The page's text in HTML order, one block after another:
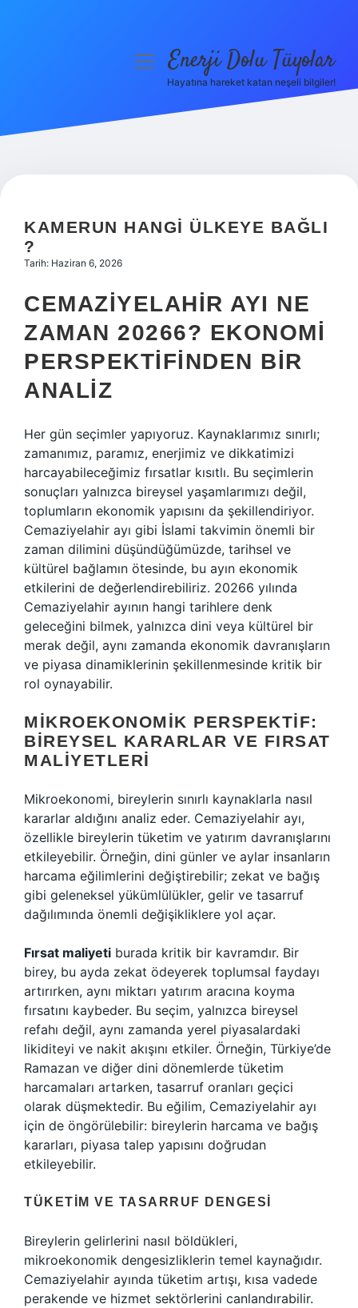
Hakkımızda
menüyüEnerji Dolu Tüyolar
Hayatına hareket katan neşeli bilgiler!
KAMERUN HANGI ÜLKEYE BAĞLI
?
Tarih: Haziran 6, 2026
CEMAZIYELAHIR AYI NE
ZAMAN 20266? EKONOMI
PERSPEKTIFINDEN BIR
ANALIZ
Her gün seçimler yapıyoruz. Kaynaklarımız sınırlı;
zamanımız, paramız, enerjimiz ve dikkatimizi
harcayabileceğimiz fırsatlar kısıtlı. Bu seçimlerin
sonuçları yalnızca bireysel yaşamlarımızı değil,
toplumların ekonomik yapısını da şekillendiriyor.
Cemaziyelahir ayı gibi İslami takvimin önemli bir
zaman dilimini düşündüğümüzde, tarihsel ve
kültürel bağlamın ötesinde, bu ayın ekonomik
etkilerini de değerlendirebiliriz. 20266 yılında
Cemaziyelahir ayının hangi tarihlere denk
geleceğini bilmek, yalnızca dini veya kültürel bir
merak değil, aynı zamanda ekonomik davranışların
ve piyasa dinamiklerinin şekillenmesinde kritik bir
rol oynayabilir.
MIKROEKONOMIK PERSPEKTIF:
BIREYSEL KARARLAR VE FIRSAT
MALIYETLERI
Mikroekonomi, bireylerin sınırlı kaynaklarla nasıl
kararlar aldığını analiz eder. Cemaziyelahir ayı,
özellikle bireylerin tüketim ve yatırım davranışlarını
etkileyebilir. Örneğin, dini günler ve aylar insanların
harcama eğilimlerini değiştirebilir; zekat ve bağış
gibi geleneksel yükümlülükler, gelir ve tasarruf
dağılımında önemli değişikliklere yol açar.
Fırsat maliyeti burada kritik bir kavramdır. Bir
birey, bu ayda zekat ödeyerek toplumsal faydayı
artırırken, aynı miktarı yatırım aracına koyma
fırsatını kaybeder. Bu seçim, yalnızca bireysel
refahı değil, aynı zamanda yerel piyasalardaki
likiditeyi ve nakit akışını etkiler. Örneğin, Türkiye’de
Ramazan ve diğer dini dönemlerde tüketim
harcamaları artarken, tasarruf oranları geçici
olarak düşmektedir. Bu eğilim, Cemaziyelahir ayı
için de öngörülebilir: bireylerin harcama ve bağış
kararları, piyasa talep yapısını doğrudan
etkileyebilir.
TÜKETIM VE TASARRUF DENGESI
Bireylerin gelirlerini nasıl böldükleri,
mikroekonomik dengesizliklerin temel kaynağıdır.
Cemaziyelahir ayında tüketim artışı, kısa vadede
perakende ve hizmet sektörlerini canlandırabilir.